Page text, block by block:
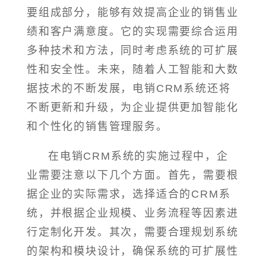
要组成部分，能够有效提高企业的销售业
绩和客户满意度。它的实现需要综合运用
多种技术和方法，同时考虑系统的可扩展
性和安全性。未来，随着人工智能和大数
据技术的不断发展，电销CRM系统还将
不断更新和升级，为企业提供更加智能化
和个性化的销售管理服务。
在电销CRM系统的实施过程中，企
业需要注意以下几个方面。首先，需要根
据企业的实际需求，选择适合的CRM系
统，并根据企业规模、业务流程等因素进
行定制化开发。其次，需要合理规划系统
的架构和模块设计，确保系统的可扩展性